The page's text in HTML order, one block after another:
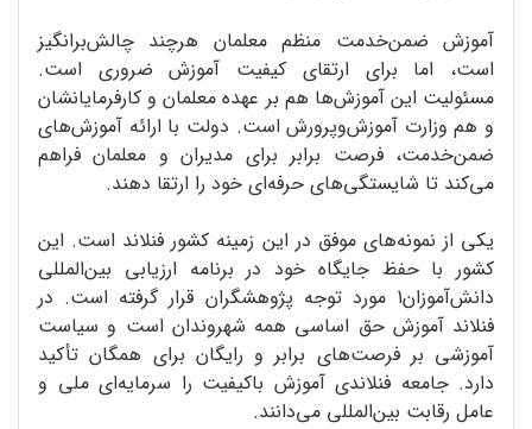
آموزش ضمن‌خدمت منظم معلمان هرچند چالش‌برانگیز
است، اما برای ارتقای کیفیت آموزش ضروری است.
مسئولیت این آموزش‌ها هم بر عهده معلمان و کارفرمایانشان
و هم وزارت آموزش‌وپرورش است. دولت با ارائه آموزش‌های
ضمن‌خدمت، فرصت برابر برای مدیران و معلمان فراهم
می‌کند تا شایستگی‌های حرفه‌ای خود را ارتقا دهند.
یکی از نمونه‌های موفق در این زمینه کشور فنلاند است. این
کشور با حفظ جایگاه خود در برنامه ارزیابی بین‌المللی
دانش‌آموزان1 مورد توجه پژوهشگران قرار گرفته است. در
فنلاند آموزش حق اساسی همه شهروندان است و سیاست
آموزشی بر فرصت‌های برابر و رایگان برای همگان تأکید
دارد. جامعه فنلاندی آموزش باکیفیت را سرمایه‌ای ملی و
عامل رقابت بین‌المللی می‌دانند.